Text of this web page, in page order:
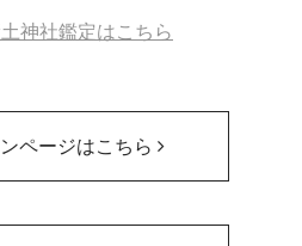
神社鑑定はこちら
ページはこちら